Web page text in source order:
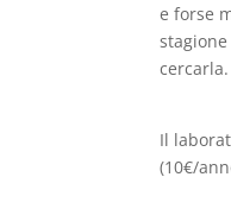
e forse
cercarla.
Il
(10€/